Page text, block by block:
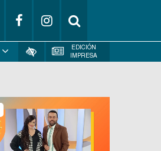
EDICIÓN
IMPRESA